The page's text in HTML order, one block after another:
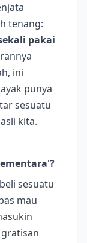
tenang:
pakai
ini
punya
sesuatu
kita.
sesuatu
mau